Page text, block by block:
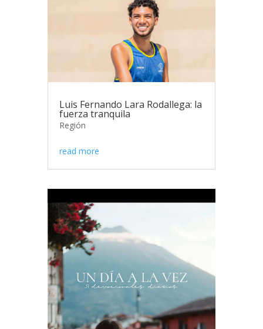
Luis Fernando Lara Rodallega: la
fuerza tranquila
Región
read more